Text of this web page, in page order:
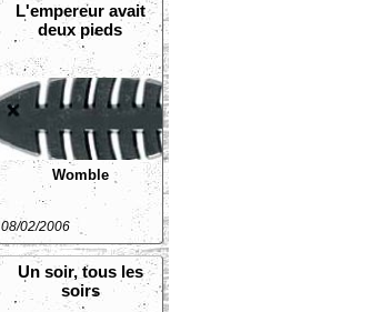
L'empereur avait
deux pieds
Womble
08/02/2006
Un soir, tous les
soirs